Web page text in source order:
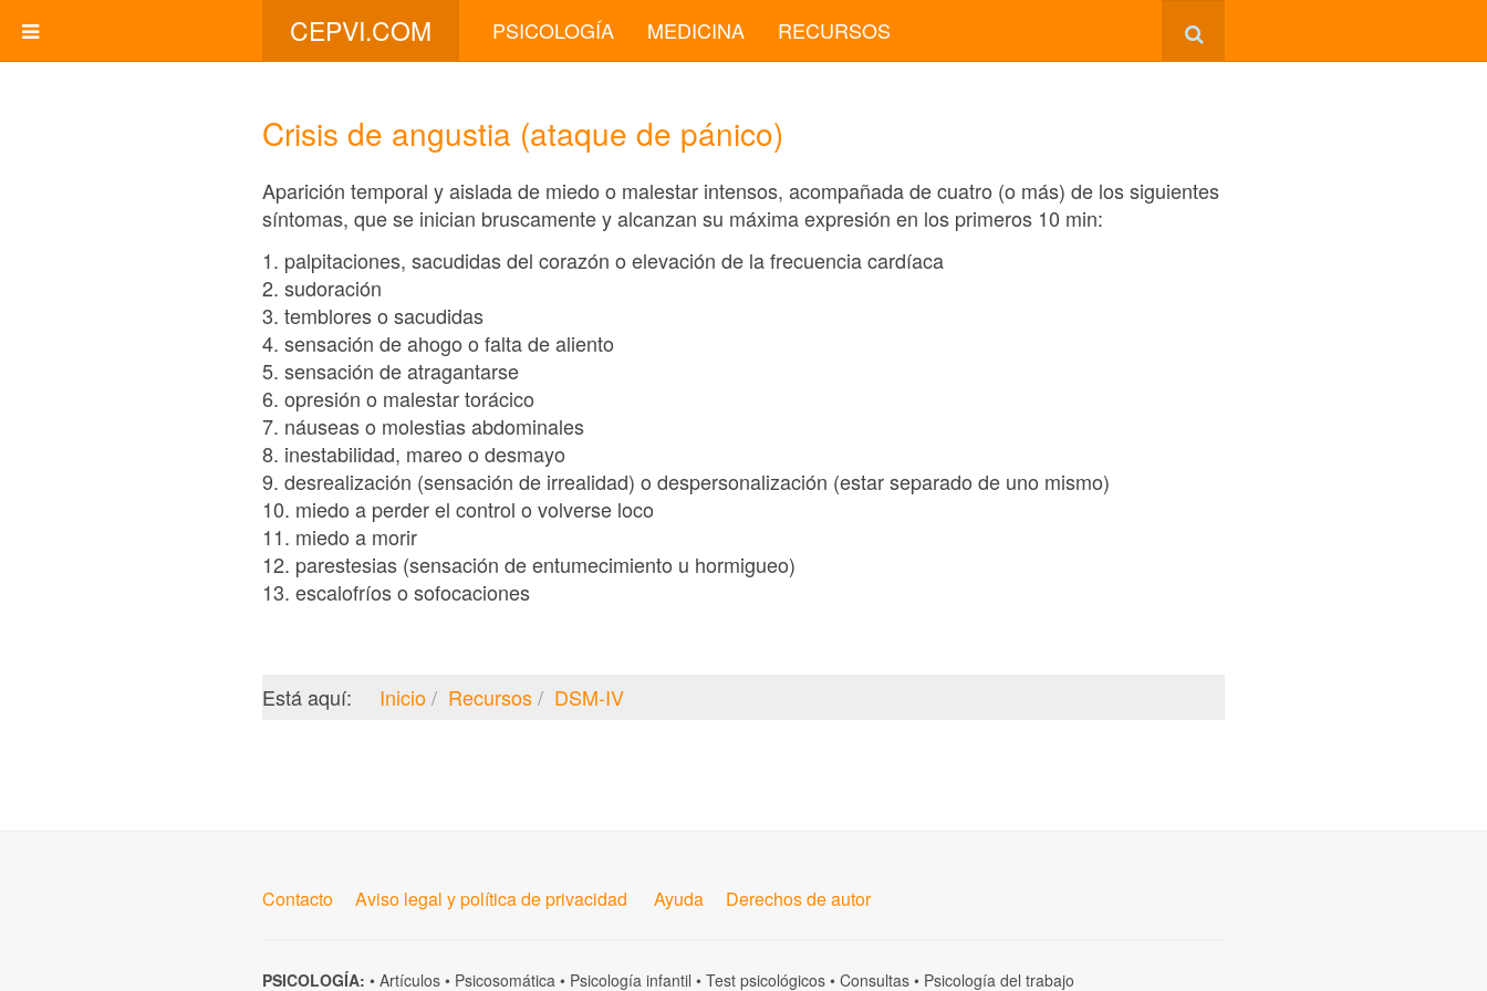
CEPVI.COM PSICOLOGÍA MEDICINA RECURSOS
Crisis de angustia (ataque de pánico)
Aparición temporal y aislada de miedo o malestar intensos, acompañada de cuatro (o más) de los siguientes
síntomas, que se inician bruscamente y alcanzan su máxima expresión en los primeros 10 min:
1. palpitaciones, sacudidas del corazón o elevación de la frecuencia cardíaca
2. sudoración
3. temblores o sacudidas
4. sensación de ahogo o falta de aliento
5. sensación de atragantarse
6. opresión o malestar torácico
7. náuseas o molestias abdominales
8. inestabilidad, mareo o desmayo
9. desrealización (sensación de irrealidad) o despersonalización (estar separado de uno mismo)
10. miedo a perder el control o volverse loco
11. miedo a morir
12. parestesias (sensación de entumecimiento u hormigueo)
13. escalofríos o sofocaciones
Está aquí: Inicio Recursos DSM-IV
Contacto Aviso legal y política de privacidad Ayuda Derechos de autor
PSICOLOGÍA: • Artículos • Psicosomática • Psicología infantil • Test psicológicos • Consultas • Psicología del trabajo